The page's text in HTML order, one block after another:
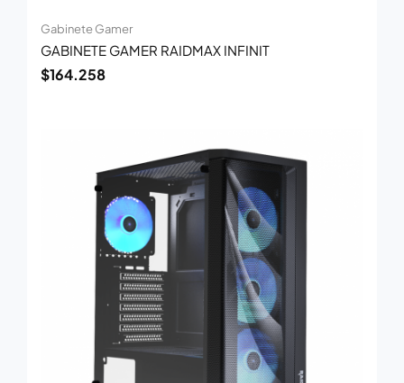
Gabinete Gamer
GABINETE GAMER RAIDMAX INFINIT
$164.258